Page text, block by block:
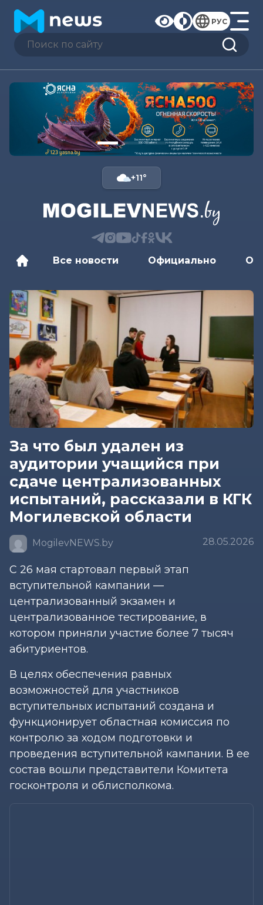
РУС
+11°
Все новости Официально
За что был удален из
аудитории учащийся при
сдаче централизованных
испытаний, рассказали в КГК
Могилевской области
MogilevNEWS.by 28.05.2026
С 26 мая стартовал первый этап
вступительной кампании —
централизованный экзамен и
централизованное тестирование, в
котором приняли участие более 7 тысяч
абитуриентов.
В целях обеспечения равных
возможностей для участников
вступительных испытаний создана и
функционирует областная комиссия по
контролю за ходом подготовки и
проведения вступительной кампании. В ее
состав вошли представители Комитета
госконтроля и облисполкома.